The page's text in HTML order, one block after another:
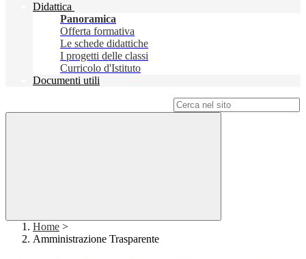
Didattica
Panoramica
Offerta formativa
Le schede didattiche
I progetti delle classi
Curricolo d'Istituto
Documenti utili
Home >
Amministrazione Trasparente